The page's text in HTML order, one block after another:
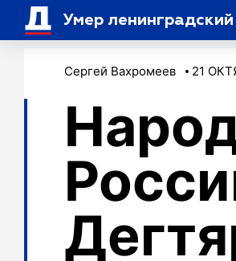
Умер
Сергей Вахромеев 21